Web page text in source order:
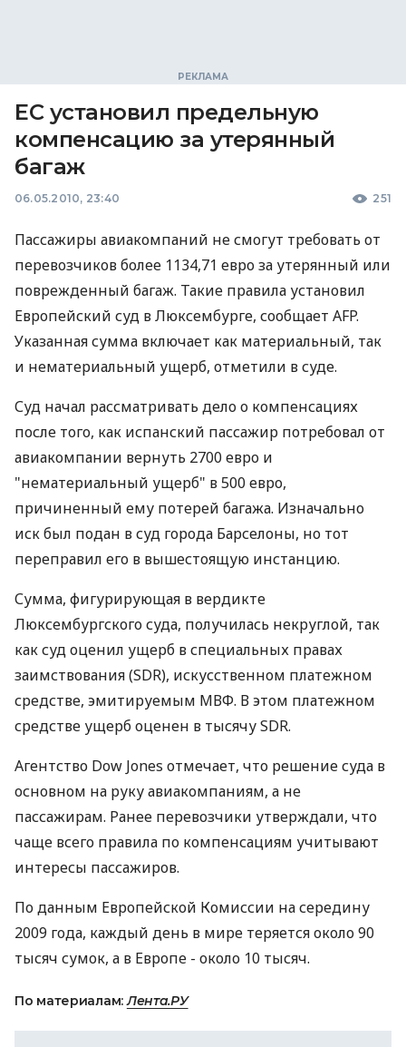
ЕС установил предельную
компенсацию за утерянный
багаж
06.05.2010, 23:40 251
Пассажиры авиакомпаний не смогут требовать от
перевозчиков более 1134,71 евро за утерянный или
поврежденный багаж. Такие правила установил
Европейский суд в Люксембурге, сообщает AFP.
Указанная сумма включает как материальный, так
и нематериальный ущерб, отметили в суде.
Суд начал рассматривать дело о компенсациях
после того, как испанский пассажир потребовал от
авиакомпании вернуть 2700 евро и
"нематериальный ущерб" в 500 евро,
причиненный ему потерей багажа. Изначально
иск был подан в суд города Барселоны, но тот
переправил его в вышестоящую инстанцию.
Сумма, фигурирующая в вердикте
Люксембургского суда, получилась некруглой, так
как суд оценил ущерб в специальных правах
заимствования (SDR), искусственном платежном
средстве, эмитируемым МВФ. В этом платежном
средстве ущерб оценен в тысячу SDR.
Агентство Dow Jones отмечает, что решение суда в
основном на руку авиакомпаниям, а не
пассажирам. Ранее перевозчики утверждали, что
чаще всего правила по компенсациям учитывают
интересы пассажиров.
По данным Европейской Комиссии на середину
2009 года, каждый день в мире теряется около 90
тысяч сумок, а в Европе - около 10 тысяч.
По материалам:Лента.РУ